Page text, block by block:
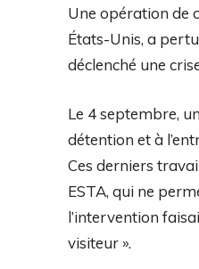
Une opération de
États-Unis, a
déclenché une
Le 4 septembre,
détention et à
Ces derniers
ESTA, qui ne
l’intervention
visiteur ».